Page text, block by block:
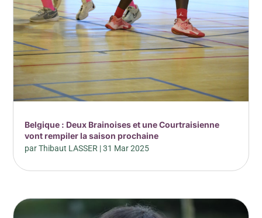
Belgique : Deux Brainoises et une Courtraisienne
vont rempiler la saison prochaine
parThibaut LASSER |31 Mar 2025